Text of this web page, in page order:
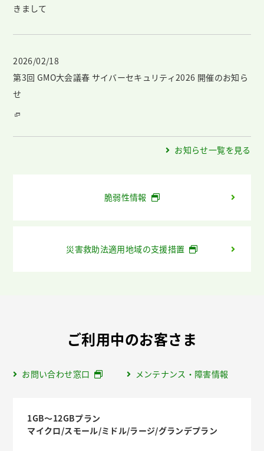
きまして
2026/02/18
第3回 GMO大会議春 サイバーセキュリティ2026 開催のお知ら
せ
お知らせ一覧を見る
脆弱性情報
災害救助法適用地域の支援措置
ご利用中のお客さま
お問い合わせ窓口 メンテナンス・障害情報
1GB～12GBプラン
マイクロ/スモール/ミドル/ラージ/グランデプラン